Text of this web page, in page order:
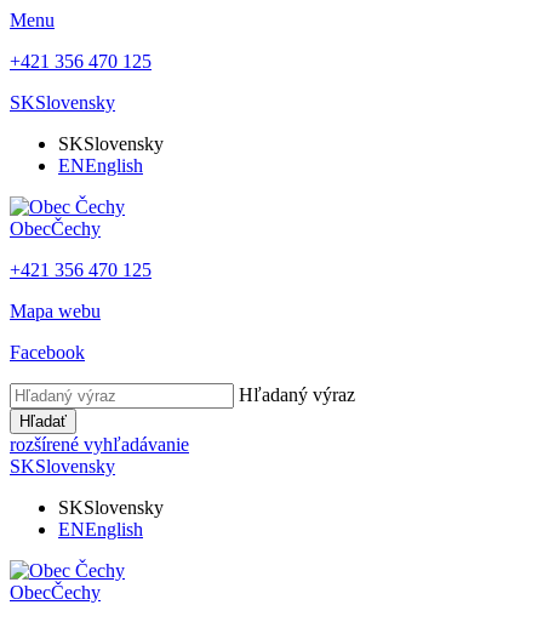
Menu
+421 356 470 125
SKSlovensky
SKSlovensky
ENEnglish
ObecČechy
+421 356 470 125
Mapa webu
Facebook
Hľadaný výraz
Hľadať
rozšírené vyhľadávanie
SKSlovensky
SKSlovensky
ENEnglish
ObecČechy